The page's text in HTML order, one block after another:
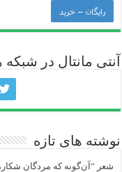
رایگان – خرید
آنتی ‌مانتال در
نوشته های تازه
شعر “آن‌گونه که مردگان